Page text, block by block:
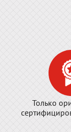
Только